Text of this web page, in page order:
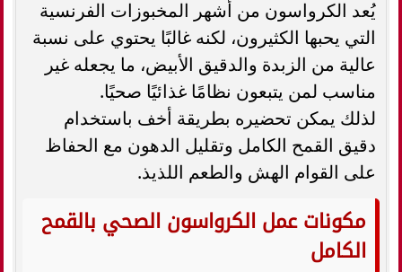
يُعد الكرواسون من أشهر المخبوزات الفرنسية
التي يحبها الكثيرون، لكنه غالبًا يحتوي على نسبة
عالية من الزبدة والدقيق الأبيض، ما يجعله غير
مناسب لمن يتبعون نظامًا غذائيًا صحيًا.
لذلك يمكن تحضيره بطريقة أخف باستخدام
دقيق القمح الكامل وتقليل الدهون مع الحفاظ
على القوام الهش والطعم اللذيذ.
مكونات عمل الكرواسون الصحي بالقمح
الكامل